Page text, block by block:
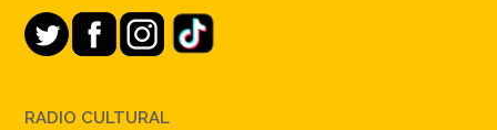
RADIO CULTURAL